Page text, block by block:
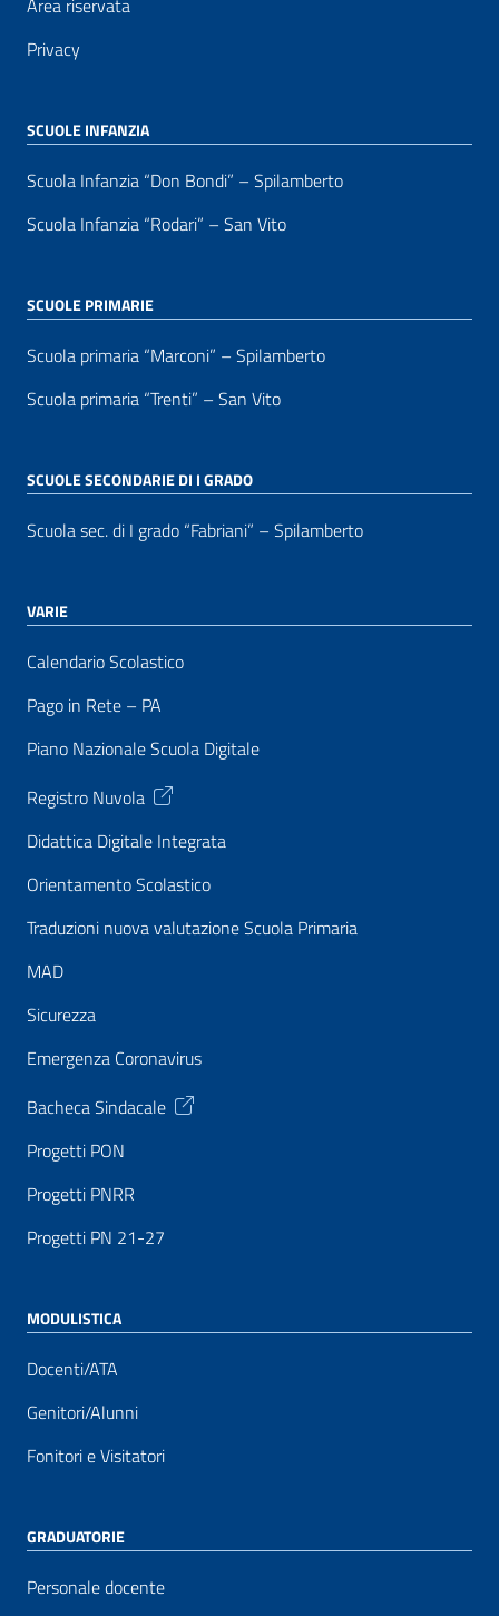
Area riservata
Privacy
SCUOLE INFANZIA
Scuola Infanzia “Don Bondi” – Spilamberto
Scuola Infanzia “Rodari” – San Vito
SCUOLE PRIMARIE
Scuola primaria “Marconi” – Spilamberto
Scuola primaria “Trenti” – San Vito
SCUOLE SECONDARIE DI I GRADO
Scuola sec. di I grado “Fabriani” – Spilamberto
VARIE
Calendario Scolastico
Pago in Rete – PA
Piano Nazionale Scuola Digitale
Registro Nuvola
Didattica Digitale Integrata
Orientamento Scolastico
Traduzioni nuova valutazione Scuola Primaria
MAD
Sicurezza
Emergenza Coronavirus
Bacheca Sindacale
Progetti PON
Progetti PNRR
Progetti PN 21-27
MODULISTICA
Docenti/ATA
Genitori/Alunni
Fonitori e Visitatori
GRADUATORIE
Personale docente